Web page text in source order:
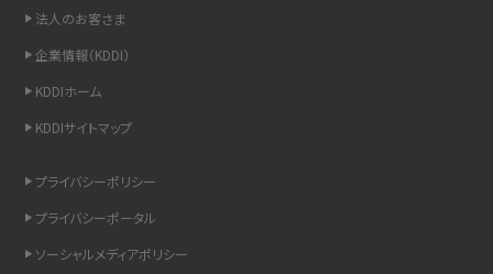
非通知設定とは？184で電話をかける方法やiPhone・Androidの設定を解説
スマホのウィジェットとは？iPhone・Androidの設定方法やおススメを紹介
リプライ機能とは？LINE、X（旧Twitter）、Instagram、TikTokで送る方法を解説
インスタのDMの送り方は？便利機能の使い方や注意点をわかりやすく解説
法人のお客さま
企業情報（KDDI）
KDDIホーム
KDDIサイトマップ
プライバシーポリシー
プライバシーポータル
ソーシャルメディアポリシー